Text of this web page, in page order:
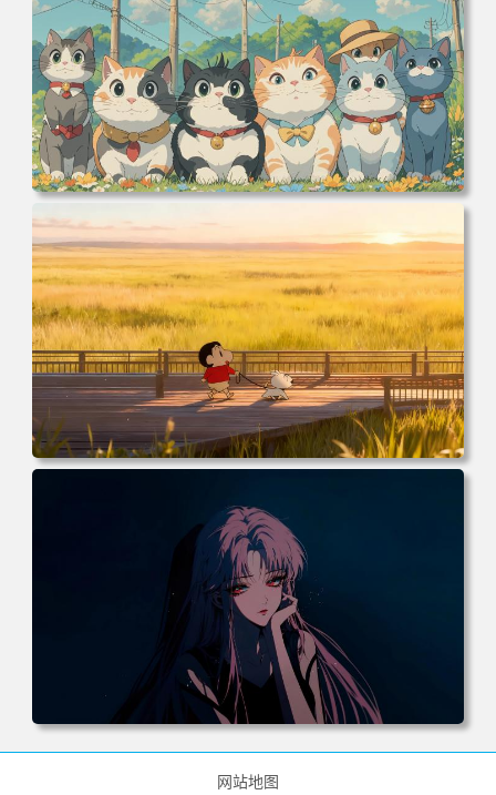
电脑壁纸 可爱动物 喵 喵星人 猫 猫咪 萌宠 电脑桌面 高清壁
纸 壁纸下载 壁纸大全
电脑壁纸 动漫 小白 日落 木栈道 田野 蜡笔小新 遛小白 麦田
电脑桌面 高清壁纸 壁纸下载 壁纸大全
电脑桌面 高清壁纸 壁纸下载 壁纸大全
网站地图